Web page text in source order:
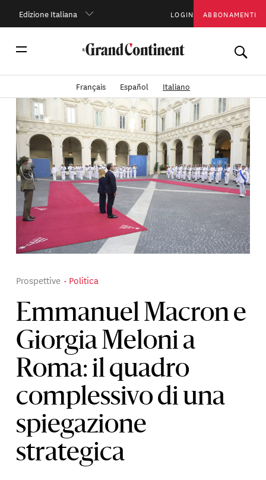
Edizione Italiana LOGIN ABBONAMENTI
Français Español Italiano
Emmanuel Macron e
Giorgia Meloni a
Roma: il quadro
complessivo di una
spiegazione
strategica
Prospettive Politica